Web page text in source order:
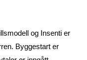
og Insenti er
Byggestart er